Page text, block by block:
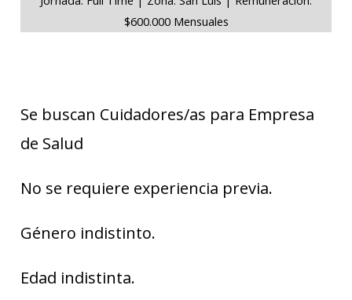
$600.000 Mensuales
Se buscan Cuidadores/as para Empresa
de Salud
No se requiere experiencia previa.
Género indistinto.
Edad indistinta.